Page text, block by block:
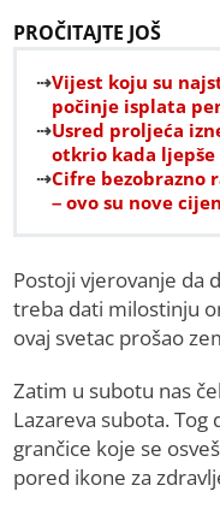
PROČITAJTE JOŠ
Vijest koju su
počinje isplata
Usred proljeća
otkrio kada ljepše
Cifre bezobrazno
– ovo su nove
Postoji vjerovanje da
treba dati milostinju
ovaj svetac prošao
Zatim u subotu nas
Lazareva subota. Tog
grančice koje se
pored ikone za